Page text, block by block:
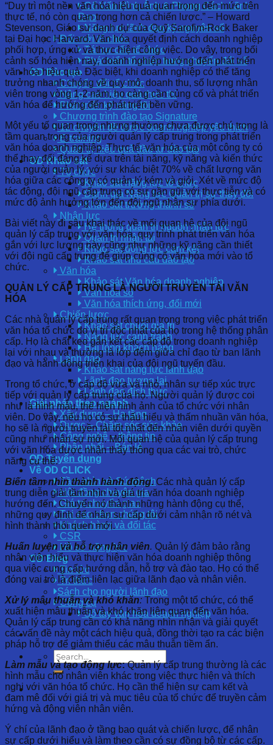
Cố Vấn Hình Ảnh & Phong Cách Lãnh
Đạo
Năng lực lãnh đạo kỷ nguyên số
Đổi mới tổ chức
Tái cơ cấu tổ chức
Phát triển tổ chức trong chuyển đổi số
OD Đào tạo
Chuyển đổi tổ chức
Nâng cao hiệu quả thực thi
Phát triển kỹ năng lõi
Chương trình đào tạo Signature
12 chuyên đề được doanh nghiệp yêu thích
E-training
Quản trị hiệu quả đầu tư đào tạo
OD Khảo sát
Tổ chức
Khảo sát năng lực tổ chức
Đánh giá Năng lực Quản trị sự thay đổi
Khảo sát trưởng thành số
Nhân lực
Hệ thống quản trị nguồn nhân lực
Quản trị nhân tài
Khảo sát động lực cam kết
Khảo sát nhu cầu đào tạo
Văn hóa
Khảo sát Văn hóa doanh nghiệp
Văn hóa số
Văn hóa thích ứng, đổi mới
Chiến lược
Khảo sát chuỗi giá trị
Năng lực cạnh tranh
Hài lòng khách hàng
Lãnh đạo
Khảo sát năng lực lãnh đạo
Lãnh đạo tương lai
Lãnh đạo đích thực
Giải pháp theo ngành
Xây dựng – Hạ tầng
Dược – Chăm sóc sức khỏe
Công nghệ – thông tin
Phân phối – Bán lẻ
OD Tuyển dụng
Về OD CLICK
Tầm nhìn và Sứ mệnh
Hội đồng chuyên gia
Giá trị chuyển giao
Tại sao chọn chúng tôi
Khách hàng và đối tác
CSR
Hồ sơ năng lực
OD Blog
Tin tức
Tri thức
Sách cho người lãnh đạo
Công cụ
Sổ tay văn hóa doanh nghiệp
“Duy trì một nền văn hóa hiệu quả quan trọng đến mức trên
thực tế, nó còn quan trọng hơn cả chiến lược.” – Howard
Stevenson, Giáo sư danh dự của Quỹ Sarofim-Rock Baker
tại Đại học Harvard. Văn hóa quyết định cách doanh nghiệp
phối hợp, ứng xử và thực hiện công việc. Do vậy, trong bối
cảnh số hóa hiện nay, doanh nghiệp hướng đến phát triển
văn hóa hiệu quả. Đặc biệt, khi doanh nghiệp có thể tăng
trưởng nhanh chóng về quy mô, doanh thu, số lượng nhân
viên trong vòng 1-2 năm, họ càng cần củng cố và phát triển
văn hóa để hướng đến phát triển bền vững.
Một yếu tố quan trọng nhưng thường chưa được chú trọng là
tầm quan trọng của người quản lý cấp trung trong phát triển
văn hóa doanh nghiệp. Thực tế, văn hóa của một công ty có
thể thay đổi đáng kể dựa trên tài năng, kỹ năng và kiến ​​thức
của người quản lý, với sự khác biệt 70% về chất lượng văn
hóa giữa các công ty có quản lý kém và giỏi. Xét về mức độ
tác động, đội ngũ cấp trung có sự gần gũi với thực tiễn và có
mức độ ảnh hưởng lớn đến đội ngũ nhân sự phía dưới.
Bài viết này đi sâu khai thác về mối quan hệ của đội ngũ
quản lý cấp trung với văn hóa, quy trình phát triển văn hóa
gắn với lực lượng này cũng như những kỹ năng cần thiết
với đội ngũ cấp trung để giúp củng cố văn hóa mới vào tổ
chức.
QUẢN LÝ CẤP TRUNG LÀ NGƯỜI TRUYỀN TẢI VĂN
HÓA
Các nhà quản lý cấp trung rất quan trọng trong việc phát triển
văn hóa tổ chức do vị trí độc nhất của họ trong hệ thống phân
cấp. Họ là chất keo gắn kết các cấp độ trong doanh nghiệp
lại với nhau và thường là lớp đệm giữa chỉ đạo từ ban lãnh
đạo và hành động triển khai của đội ngũ tuyến đầu.
Trong tổ chức, ở cấp độ vừa và nhỏ, nhân sự tiếp xúc trực
tiếp với quản lý cấp trung của họ. Người quản lý được coi
như là hình mẫu, thể hiện hình ảnh của tổ chức với nhân
viên. Do vậy, nếu họ có sự thấu hiểu và thấm nhuần văn hóa,
họ sẽ là người truyền tải tốt nhất đến nhân viên dưới quyền
cũng như nhân sự mới. Mối quan hệ của quản lý cấp trung
với văn hóa được nhận thấy thông qua các vai trò, chức
năng cụ thể:
Biến tầm nhìn thành hành động.Các nhà quản lý cấp
trung diễn giải tầm nhìn và giá trị văn hóa doanh nghiệp
hướng đến. Chuyển nó thành những hành động cụ thể,
những quy định để nhân sự cấp dưới cảm nhận rõ nét và
hình thành thói quen mới.
Huấn luyện và hỗ trợ nhân viên. Quản lý đảm bảo rằng
nhân viên hiểu và thực hiện văn hóa doanh nghiệp thông
qua việc cung cấp hướng dẫn, hỗ trợ và đào tạo. Họ có thể
đóng vai trò là điểm liên lạc giữa lãnh đạo và nhân viên.
Xử lý mâu thuẫn và khó khăn: Trong một tổ chức, có thể
xuất hiện mâu thuẫn và khó khăn liên quan đến văn hóa.
Quản lý cấp trung cần có khả năng nhìn nhận và giải quyết
các vấn đề này một cách hiệu quả, đồng thời tạo ra các biện
pháp hỗ trợ để giảm thiểu các mâu thuẫn tiềm ẩn.
Làm mẫu và tạo động lực:Quản lý cấp trung thường là các
hình mẫu cho nhân viên khác trong việc thực hiện và thích
nghi với văn hóa tổ chức. Họ cần thể hiện sự cam kết và
đam mê đối với giá trị và mục tiêu của tổ chức để truyền cảm
hứng và động viên nhân viên.
Ý chí của lãnh đạo ở tầng bao quát và chiến lược, để nhân
sự cấp dưới hiểu và làm theo cần có sự đồng bộ từ các cấp.